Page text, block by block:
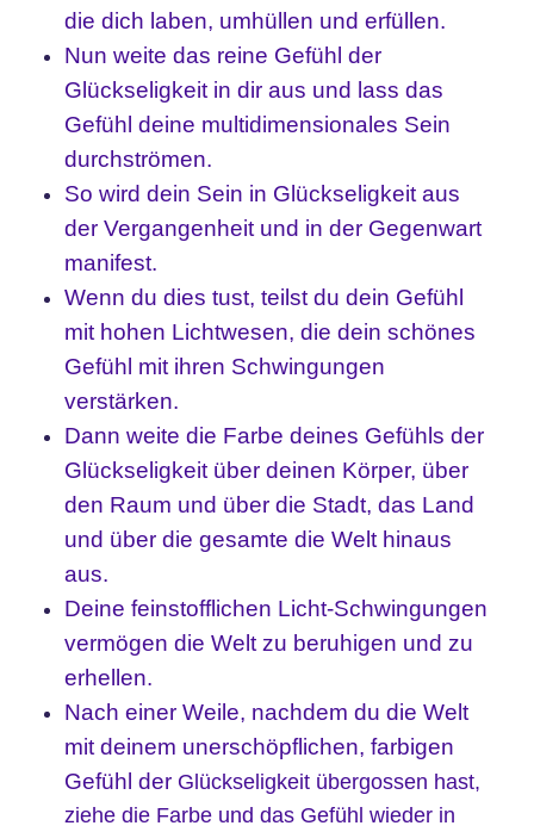
die dich laben, umhüllen und erfüllen.
Nun weite das reine Gefühl der
Glückseligkeit in dir aus und lass das
Gefühl deine multidimensionales Sein
durchströmen.
So wird dein Sein in Glückseligkeit aus
der Vergangenheit und in der Gegenwart
manifest.
Wenn du dies tust, teilst du dein Gefühl
mit hohen Lichtwesen, die dein schönes
Gefühl mit ihren Schwingungen
verstärken.
Dann weite die Farbe deines Gefühls der
Glückseligkeit über deinen Körper, über
den Raum und über die Stadt, das Land
und über die gesamte die Welt hinaus
aus.
Deine feinstofflichen Licht-Schwingungen
vermögen die Welt zu beruhigen und zu
erhellen.
Nach einer Weile, nachdem du die Welt
mit deinem unerschöpflichen, farbigen
Gefühl der Glückseligkeit übergossen hast,
ziehe die Farbe und das Gefühlwieder in